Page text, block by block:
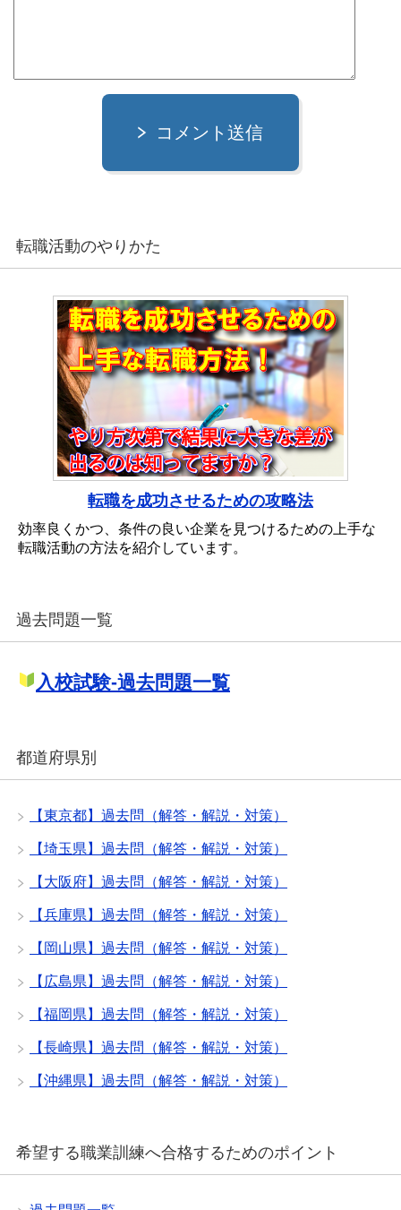
コメント送信
転職活動のやりかた
転職を成功させるための攻略法
効率良くかつ、条件の良い企業を見つけるための上手な
転職活動の方法を紹介しています。
過去問題一覧
入校試験-過去問題一覧
都道府県別
【東京都】過去問（解答・解説・対策）
【埼玉県】過去問（解答・解説・対策）
【大阪府】過去問（解答・解説・対策）
【兵庫県】過去問（解答・解説・対策）
【岡山県】過去問（解答・解説・対策）
【広島県】過去問（解答・解説・対策）
【福岡県】過去問（解答・解説・対策）
【長崎県】過去問（解答・解説・対策）
【沖縄県】過去問（解答・解説・対策）
希望する職業訓練へ合格するためのポイント